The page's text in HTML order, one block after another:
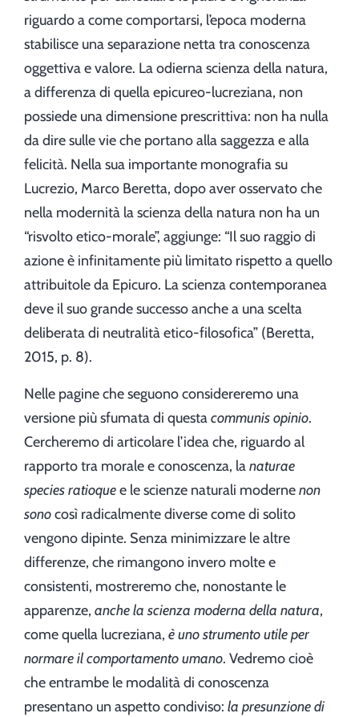
riguardo a come comportarsi, l’epoca moderna
stabilisce una separazione netta tra conoscenza
oggettiva e valore. La odierna scienza della natura,
a differenza di quella epicureo-lucreziana, non
possiede una dimensione prescrittiva: non ha nulla
da dire sulle vie che portano alla saggezza e alla
felicità. Nella sua importante monografia su
Lucrezio, Marco Beretta, dopo aver osservato che
nella modernità la scienza della natura non ha un
“risvolto etico-morale”, aggiunge: “Il suo raggio di
azione è infinitamente più limitato rispetto a quello
attribuitole da Epicuro. La scienza contemporanea
deve il suo grande successo anche a una scelta
deliberata di neutralità etico-filosofica” (Beretta,
2015, p. 8).
Nelle pagine che seguono considereremo una
versione più sfumata di questacommunis opinio.
Cercheremo di articolare l’idea che, riguardo al
rapporto tra morale e conoscenza, lanaturae
species ratioquee le scienze naturali modernenon
sonocosì radicalmente diverse come di solito
vengono dipinte. Senza minimizzare le altre
differenze, che rimangono invero molte e
consistenti, mostreremo che, nonostante le
apparenze, anche la scienza moderna della natura,
come quella lucreziana, è uno strumento utile per
normare il comportamento umano. Vedremo cioè
che entrambe le modalità di conoscenza
presentano un aspetto condiviso: la presunzione di